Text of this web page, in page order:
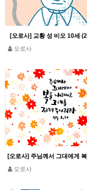
[오로사] 교황 성 비오 10세
오로사
오로사